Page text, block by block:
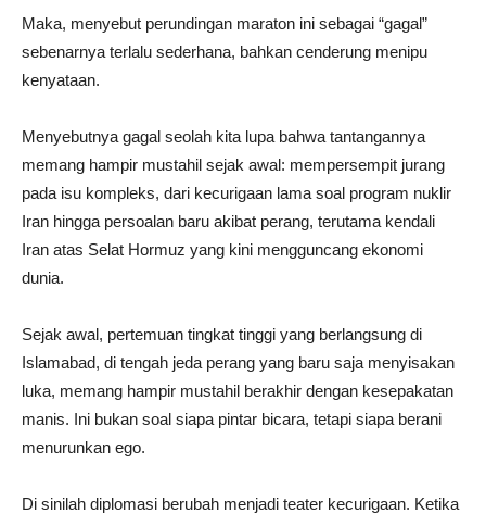
Maka, menyebut perundingan maraton ini sebagai “gagal”
sebenarnya terlalu sederhana, bahkan cenderung menipu
kenyataan.
Menyebutnya gagal seolah kita lupa bahwa tantangannya
memang hampir mustahil sejak awal: mempersempit jurang
pada isu kompleks, dari kecurigaan lama soal program nuklir
Iran hingga persoalan baru akibat perang, terutama kendali
Iran atas Selat Hormuz yang kini mengguncang ekonomi
dunia.
Sejak awal, pertemuan tingkat tinggi yang berlangsung di
Islamabad, di tengah jeda perang yang baru saja menyisakan
luka, memang hampir mustahil berakhir dengan kesepakatan
manis. Ini bukan soal siapa pintar bicara, tetapi siapa berani
menurunkan ego.
Di sinilah diplomasi berubah menjadi teater kecurigaan. Ketika